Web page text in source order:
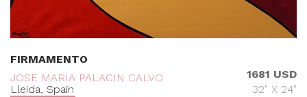
FIRMAMENTO
JOSE MARIA PALACIN CALVO
Lleida, Spain
1681 USD
32" X 24"